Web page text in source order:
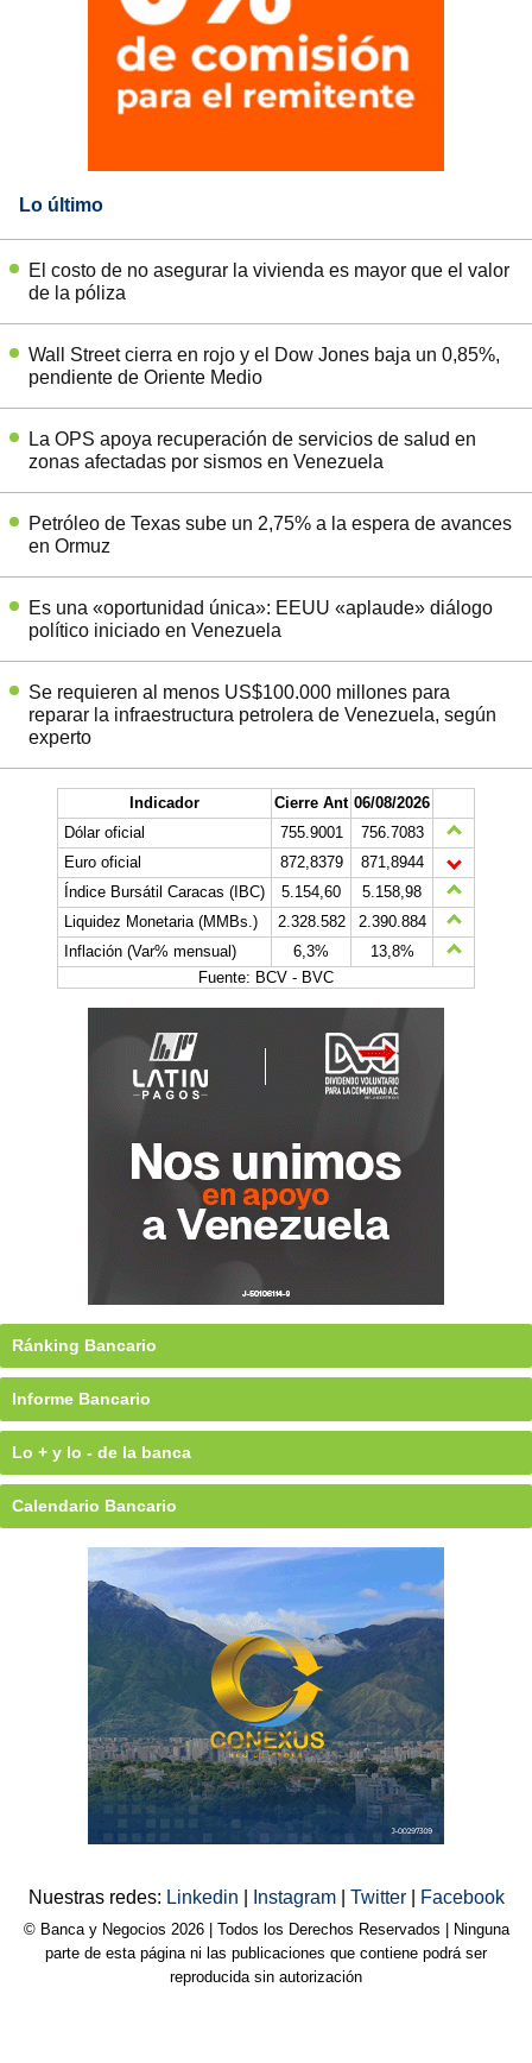
Lo último
El costo de no asegurar la vivienda es mayor que el valor
de la póliza
Wall Street cierra en rojo y el Dow Jones baja un 0,85%,
pendiente de Oriente Medio
La OPS apoya recuperación de servicios de salud en
zonas afectadas por sismos en Venezuela
Petróleo de Texas sube un 2,75% a la espera de avances
en Ormuz
Es una «oportunidad única»: EEUU «aplaude» diálogo
político iniciado en Venezuela
Se requieren al menos US$100.000 millones para
reparar la infraestructura petrolera de Venezuela, según
experto
Indicador Cierre Ant 06/08/2026
Dólar oficial
755.9001
756.7083
Euro oficial
872,8379
871,8944
Índice Bursátil Caracas (IBC)
5.154,60
5.158,98
Liquidez Monetaria (MMBs.)
2.328.582
2.390.884
Inflación (Var% mensual)
6,3%
13,8%
Fuente: BCV - BVC
Ránking Bancario
Informe Bancario
Lo + y lo - de la banca
Calendario Bancario
Nuestras redes: Linkedin Instagram Twitter Facebook
© Banca y Negocios 2026 | Todos los Derechos Reservados | Ninguna
parte de esta página ni las publicaciones que contiene podrá ser
reproducida sin autorización